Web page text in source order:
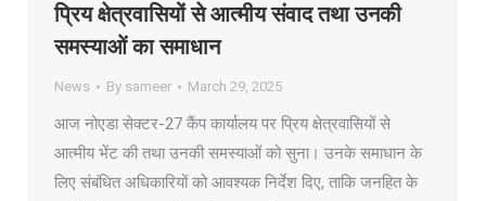
प्रिय क्षेत्रवासियों से आत्मीय संवाद तथा उनकी
समस्याओं का समाधान
News By sameer March 29, 2025
आज नोएडा सेक्टर-27 कैंप कार्यालय पर प्रिय क्षेत्रवासियों से
आत्मीय भेंट की तथा उनकी समस्याओं को सुना। उनके समाधान के
लिए संबंधित अधिकारियों को आवश्यक निर्देश दिए, ताकि जनहित के